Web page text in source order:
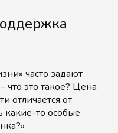
часто задают
это такое? Цена
отличается от
то особые